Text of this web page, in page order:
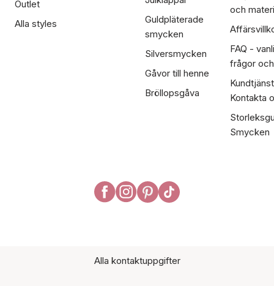
Outlet
Alla styles
Guldpläterade
smycken
Silversmycken
Gåvor till henne
Bröllopsgåva
och
FAQ -
frågor
Kontakta
Smycken
Alla kontaktuppgifter